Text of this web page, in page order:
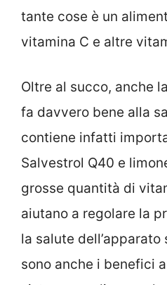
tante cose è un
vitamina C e altre
Oltre al succo, anche
fa davvero bene alla
contiene infatti
Salvestrol Q40 e
grosse quantità di
aiutano a regolare la
la salute
sono anche i benefici